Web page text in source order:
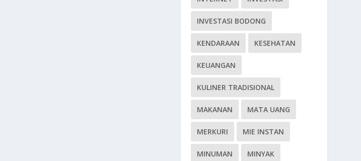
INVESTASI BODONG
KENDARAAN KESEHATAN
KEUANGAN
KULINER TRADISIONAL
MAKANAN MATA UANG
MERKURI MIE INSTAN
MINUMAN MINYAK